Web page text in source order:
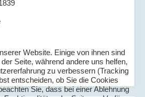
Website. Einige von ihnen sind
Seite, während andere uns helfen,
zu verbessern (Tracking
entscheiden, ob Sie die Cookies
Sie, dass bei einer Ablehnung